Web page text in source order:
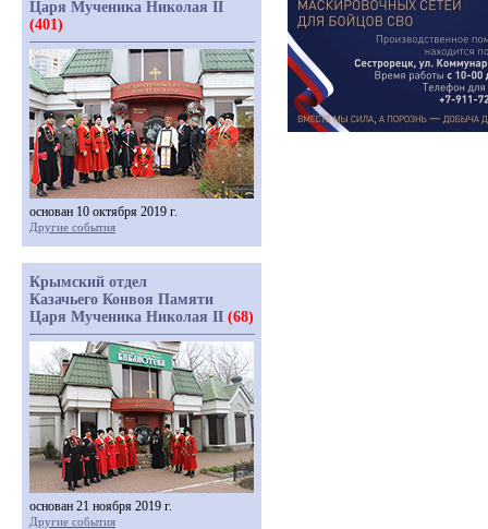
Царя Мученика Николая II
(401)
основан 10 октября 2019 г.
Другие события
Крымский отдел
Казачьего Конвоя Памяти
Царя Мученика Николая II (68)
основан 21 ноября 2019 г.
Другие события